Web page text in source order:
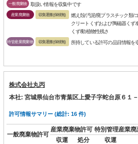
一般廃棄物 取扱い情報を収集中です
産業廃棄物 収集運搬(保積無)
燃え殻/汚泥/廃プラスチック類/
クリートくずおよび陶磁器くず
くず/動植物性残さ
特管産業廃棄物 収集運搬(保積無) 所持している許可の品目情報を
株式会社丸丙
本社: 宮城県仙台市青葉区上愛子字蛇台原６１
許可情報サマリー (総計: 16 件)
一般廃棄物許可
産業廃棄物許可 特別管理産業
収運
処分 収運